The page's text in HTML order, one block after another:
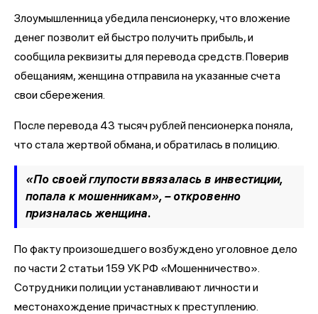
Злоумышленница убедила пенсионерку, что вложение
денег позволит ей быстро получить прибыль, и
сообщила реквизиты для перевода средств. Поверив
обещаниям, женщина отправила на указанные счета
свои сбережения.
После перевода 43 тысяч рублей пенсионерка поняла,
что стала жертвой обмана, и обратилась в полицию.
«По своей глупости ввязалась в инвестиции,
попала к мошенникам», – откровенно
призналась женщина.
По факту произошедшего возбуждено уголовное дело
по части 2 статьи 159 УК РФ «Мошенничество».
Сотрудники полиции устанавливают личности и
местонахождение причастных к преступлению.